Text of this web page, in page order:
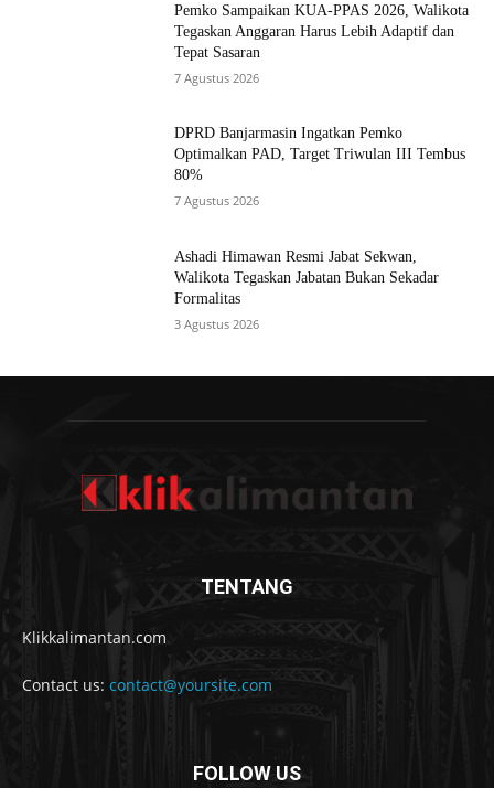
Pemko Sampaikan KUA-PPAS 2026, Walikota
Tegaskan Anggaran Harus Lebih Adaptif dan
Tepat Sasaran
7 Agustus 2026
DPRD Banjarmasin Ingatkan Pemko
Optimalkan PAD, Target Triwulan III Tembus
80%
7 Agustus 2026
Ashadi Himawan Resmi Jabat Sekwan,
Walikota Tegaskan Jabatan Bukan Sekadar
Formalitas
3 Agustus 2026
TENTANG
Klikkalimantan.com
Contact us: contact@yoursite.com
FOLLOW US